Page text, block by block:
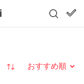
並び替え